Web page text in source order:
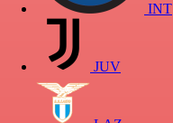
INT
JUV